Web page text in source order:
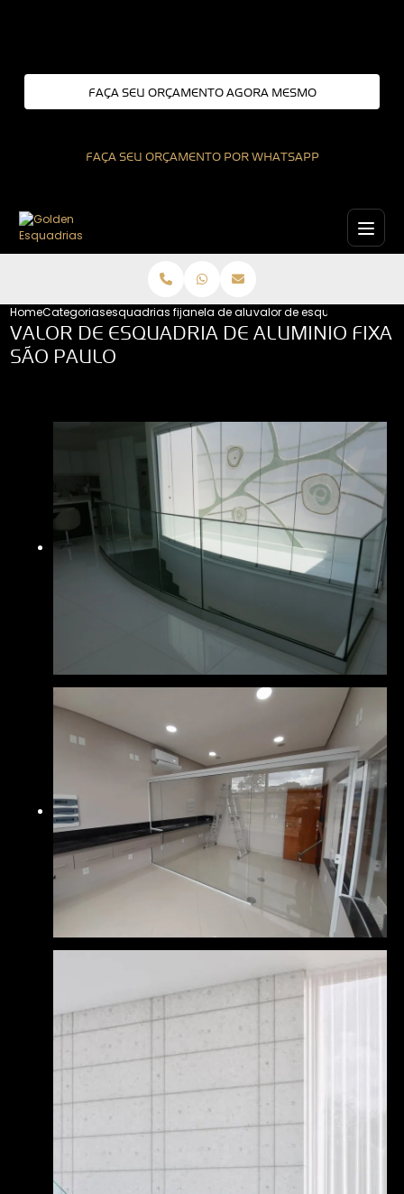
FAÇA SEU ORÇAMENTO AGORA MESMO
FAÇA SEU ORÇAMENTO POR WHATSAPP
HomeCategoriasesquadrias fixasjanela de aluminio fixavalor de esquadria de
VALOR DE ESQUADRIA DE ALUMINIO FIXA
SÃO PAULO